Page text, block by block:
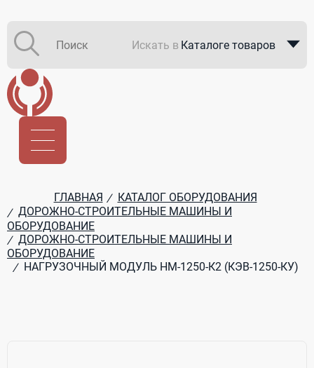
Искать в Каталоге товаров
ГЛАВНАЯ / КАТАЛОГ ОБОРУДОВАНИЯ
/ ДОРОЖНО-СТРОИТЕЛЬНЫЕ МАШИНЫ И
ОБОРУДОВАНИЕ
/ ДОРОЖНО-СТРОИТЕЛЬНЫЕ МАШИНЫ И
ОБОРУДОВАНИЕ
/ НАГРУЗОЧНЫЙ МОДУЛЬ НМ-1250-К2 (КЭВ-1250-КУ)